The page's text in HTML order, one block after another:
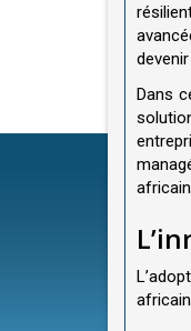
Dans